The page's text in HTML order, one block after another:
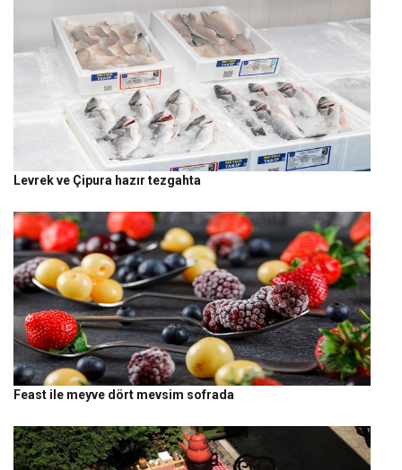
Levrek ve Çipura hazır tezgahta
Feast ile meyve dört mevsim sofrada